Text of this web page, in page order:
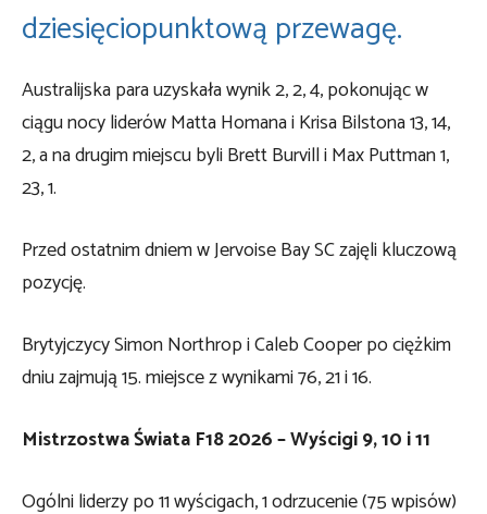
dziesięciopunktową przewagę.
Australijska para uzyskała wynik 2, 2, 4, pokonując w
ciągu nocy liderów Matta Homana i Krisa Bilstona 13, 14,
2, a na drugim miejscu byli Brett Burvill i Max Puttman 1,
23, 1.
Przed ostatnim dniem w Jervoise Bay SC zajęli kluczową
pozycję.
Brytyjczycy Simon Northrop i Caleb Cooper po ciężkim
dniu zajmują 15. miejsce z wynikami 76, 21 i 16.
Mistrzostwa Świata F18 2026 – Wyścigi 9, 10 i 11
Ogólni liderzy po 11 wyścigach, 1 odrzucenie (75 wpisów)